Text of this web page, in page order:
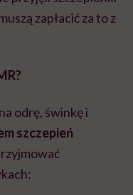
zapłacić za to z
odrę, świnkę i
szczepień